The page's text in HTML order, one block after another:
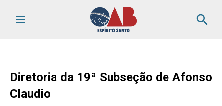
search
Diretoria da 19ª Subseção de Afonso
Claudio